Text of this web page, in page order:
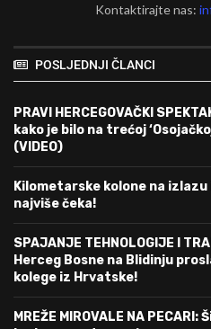
Kontaktirajte nas:
POSLJEDNJI ČLANCI
PRAVI HERCEGOVAČKI
kako je bilo na trećoj
(VIDEO)
Kilometarske kolone na
najviše čeka!
SPAJANJE TEHNOLOGIJE I
Herceg Bosne na Blidinju
kolege iz Hrvatske!
MREŽE MIROVALE NA